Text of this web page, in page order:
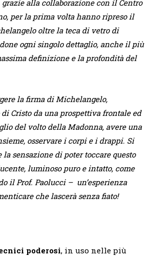
grazie alla collaborazione con il Centro
per la prima volta hanno ripreso il
oltre la teca di vetro di
ogni singolo dettaglio, anche il più
definizione e la profondità del
la firma di Michelangelo,
Cristo da una prospettiva frontale ed
del volto della Madonna, avere una
osservare i corpi e i drappi. Si
sensazione di poter toccare questo
luminoso puro e intatto, come
il Prof. Paolucci – un’esperienza
che lascerà senza fiato!
poderosi, in uso nelle più